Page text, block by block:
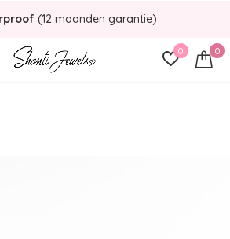
0 0
(12 maanden garantie)